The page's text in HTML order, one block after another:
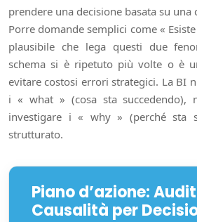
prendere una decisione basata su una
Porre domande semplici come «
plausibile che lega questi due
schema si è ripetuto più volte o è
evitare costosi errori strategici. La BI
i « what » (cosa sta succedendo),
investigare i « why » (perché sta
strutturato.
Piano d’azione:
Causalità per